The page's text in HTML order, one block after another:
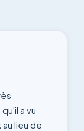
a vu
lieu de